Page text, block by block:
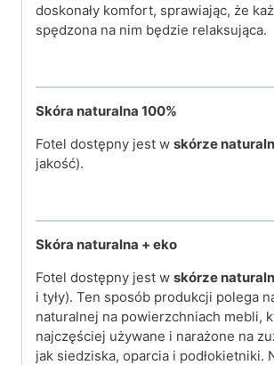
doskonały komfort, sprawiając, że
spędzona na nim będzie relaksująca.
Skóra naturalna 100%
Fotel dostępny jest w skórze
jakość).
Skóra naturalna + eko
Fotel dostępny jest w skórze
i tyły). Ten sposób produkcji polega
naturalnej na powierzchniach mebli,
najczęściej używane i narażone na
jak siedziska, oparcia i podłokietniki.